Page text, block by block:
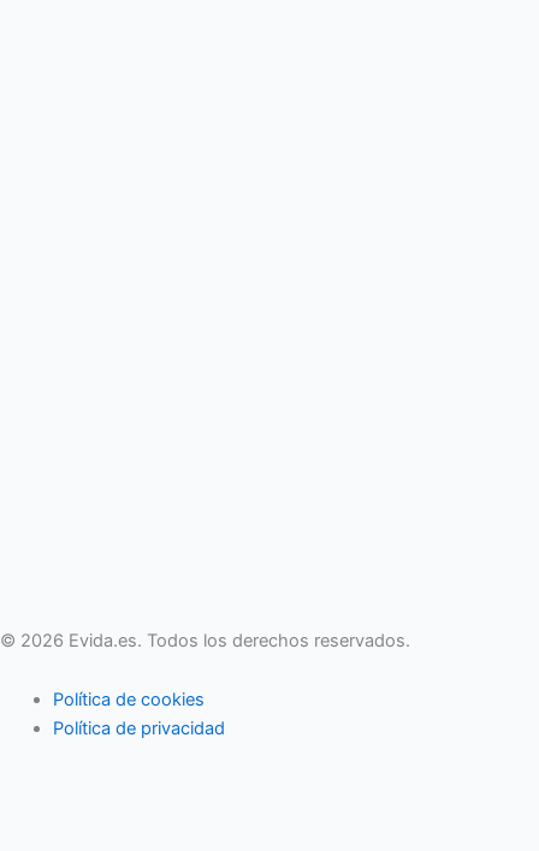
© 2026 Evida.es. Todos los derechos reservados.
Política de cookies
Política de privacidad